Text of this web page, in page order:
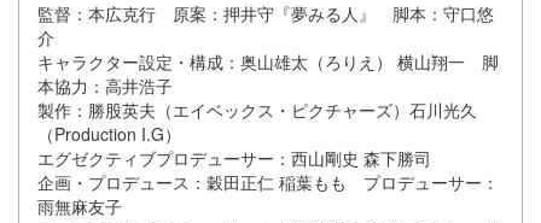
監督：本広克行 原案：押井守『夢みる人』 脚本：守口悠
介
キャラクター設定・構成：奥山雄太（ろりえ） 横山翔一 脚
本協力：高井浩子
製作：勝股英夫（エイベックス・ピクチャーズ）石川光久
（Production I.G）
エグゼクティブプロデューサー：西山剛史 森下勝司
企画・プロデュース：穀田正仁 稲葉もも プロデューサー：
雨無麻友子